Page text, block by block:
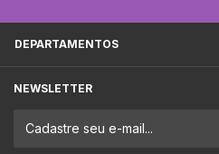
DEPARTAMENTOS
NEWSLETTER